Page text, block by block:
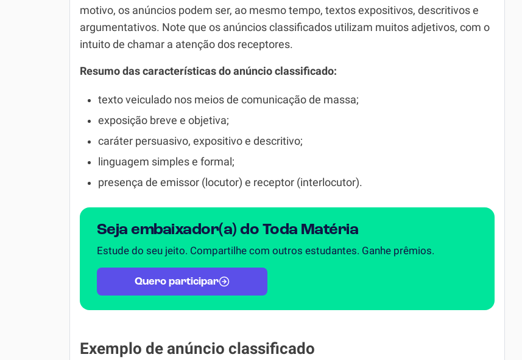
motivo, os anúncios podem ser, ao mesmo tempo, textos expositivos, descritivos e
argumentativos. Note que os anúncios classificados utilizam muitos adjetivos, com o
intuito de chamar a atenção dos receptores.
Resumo das características do anúncio classificado:
texto veiculado nos meios de comunicação de massa;
exposição breve e objetiva;
caráter persuasivo, expositivo e descritivo;
linguagem simples e formal;
presença de emissor (locutor) e receptor (interlocutor).
Seja embaixador(a) do Toda Matéria
Estude do seu jeito. Compartilhe com outros estudantes. Ganhe prêmios.
Quero participar
Exemplo de anúncio classificado